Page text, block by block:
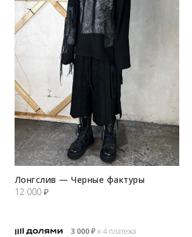
Лонгслив — Черные фактуры
12 000 ₽
3 000₽х 4 платежа